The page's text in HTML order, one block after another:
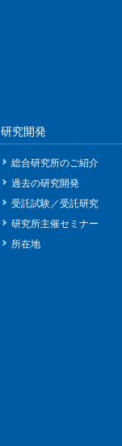
研究開発
総合研究所のご紹介
過去の研究開発
受託試験／受託研究
研究所主催セミナー
所在地